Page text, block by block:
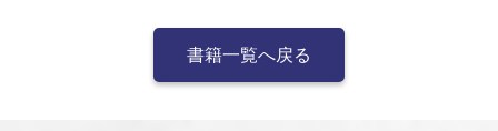
書籍一覧へ戻る